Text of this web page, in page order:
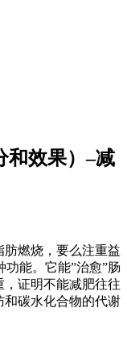
和效果）–减
燃烧，要么注重益
功能。它能”治愈”肠
证明不能减肥往往
和碳水化合物的代谢